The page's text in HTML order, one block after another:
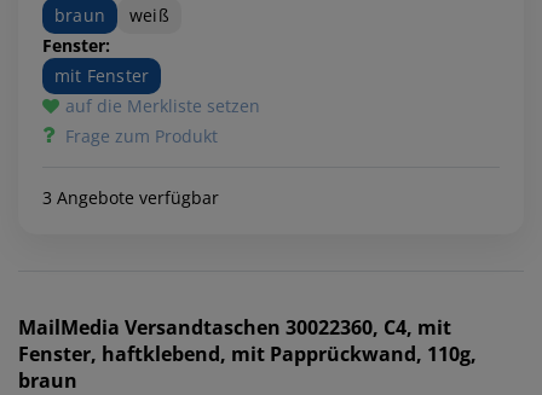
braun
weiß
Fenster:
mit Fenster
auf die Merkliste setzen
Frage zum Produkt
3 Angebote verfügbar
MailMedia Versandtaschen 30022360, C4, mit
Fenster, haftklebend, mit Papprückwand, 110g,
braun